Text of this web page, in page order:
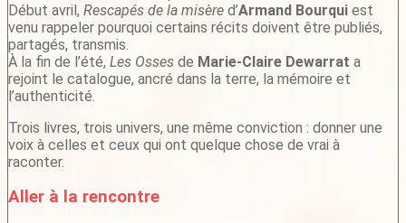
Début avril, Rescapés de la misère d’Armand Bourqui est
venu rappeler pourquoi certains récits doivent être publiés,
partagés, transmis.
À la fin de l’été, Les Osses de Marie-Claire Dewarrat a
rejoint le catalogue, ancré dans la terre, la mémoire et
l’authenticité.
Trois livres, trois univers, une même conviction : donner une
voix à celles et ceux qui ont quelque chose de vrai à
raconter.
Aller à la rencontre